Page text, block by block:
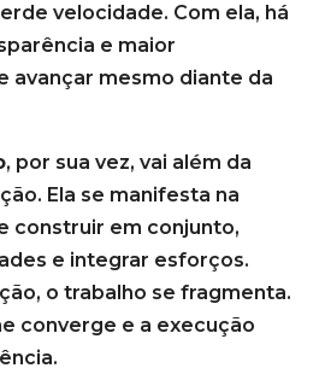
velocidade. Com ela, há
e maior
avançar mesmo diante da
, por sua vez, vai além da
Ela se manifesta na
construir em conjunto,
e integrar esforços.
o trabalho se fragmenta.
converge e a execução